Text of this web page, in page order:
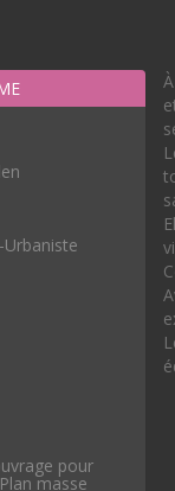
Urbaniste
pour
masse